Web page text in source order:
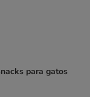
para gatos